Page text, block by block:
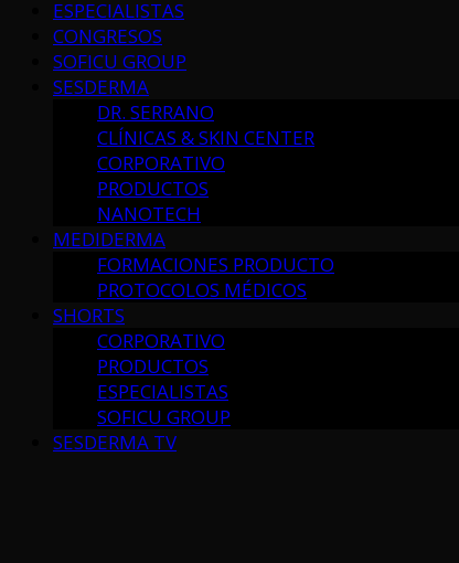
ESPECIALISTAS
CONGRESOS
SOFICU GROUP
SESDERMA
DR. SERRANO
CLÍNICAS & SKIN CENTER
CORPORATIVO
PRODUCTOS
NANOTECH
MEDIDERMA
FORMACIONES PRODUCTO
PROTOCOLOS MÉDICOS
SHORTS
CORPORATIVO
PRODUCTOS
ESPECIALISTAS
SOFICU GROUP
SESDERMA TV